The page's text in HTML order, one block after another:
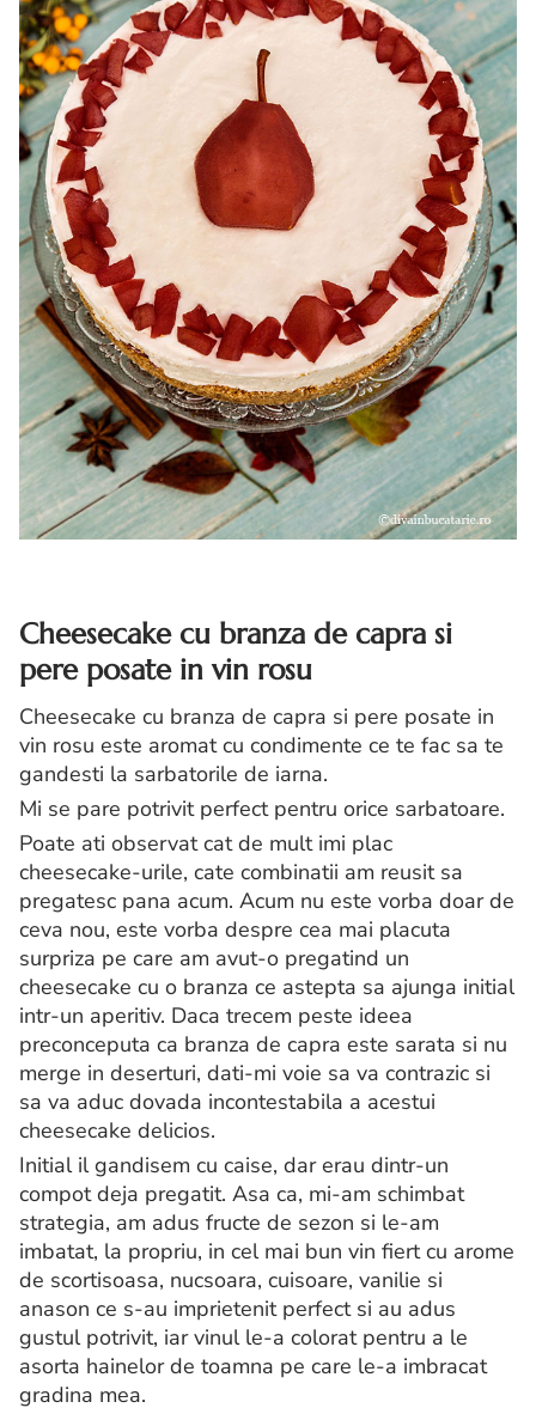
Cheesecake cu branza de capra si
pere posate in vin rosu
Cheesecake cu branza de capra si pere posate in
vin rosu este aromat cu condimente ce te fac sa te
gandesti la sarbatorile de iarna.
Mi se pare potrivit perfect pentru orice sarbatoare.
Poate ati observat cat de mult imi plac
cheesecake-urile, cate combinatii am reusit sa
pregatesc pana acum. Acum nu este vorba doar de
ceva nou, este vorba despre cea mai placuta
surpriza pe care am avut-o pregatind un
cheesecake cu o branza ce astepta sa ajunga initial
intr-un aperitiv. Daca trecem peste ideea
preconceputa ca branza de capra este sarata si nu
merge in deserturi, dati-mi voie sa va contrazic si
sa va aduc dovada incontestabila a acestui
cheesecake delicios.
Initial il gandisem cu caise, dar erau dintr-un
compot deja pregatit. Asa ca, mi-am schimbat
strategia, am adus fructe de sezon si le-am
imbatat, la propriu, in cel mai bun vin fiert cu arome
de scortisoasa, nucsoara, cuisoare, vanilie si
anason ce s-au imprietenit perfect si au adus
gustul potrivit, iar vinul le-a colorat pentru a le
asorta hainelor de toamna pe care le-a imbracat
gradina mea.